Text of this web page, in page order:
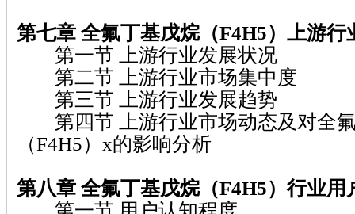
第七章 全氟丁基戊烷（F4H5）上游行
第一节 上游行业发展状况
第二节 上游行业市场集中度
第三节 上游行业发展趋势
第四节 上游行业市场动态及对全
（F4H5）x的影响分析
第八章 全氟丁基戊烷（F4H5）行业用